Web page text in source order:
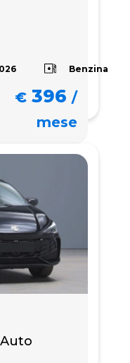
Benzina
€ 396 /
mese